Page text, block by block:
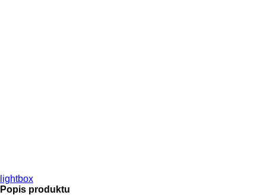
lightbox
Popis produktu